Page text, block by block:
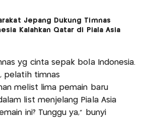
Jepang Dukung Timnas
Kalahkan Qatar di Piala Asia
yg cinta sepak bola Indonesia.
pelatih timnas
melist lima pemain baru
list menjelang Piala Asia
ini? Tunggu ya,” bunyi